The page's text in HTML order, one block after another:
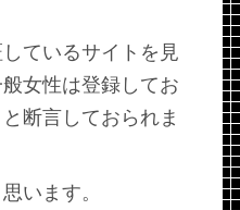
ているサイトを見
女性は登録してお
断言しておられま
います。